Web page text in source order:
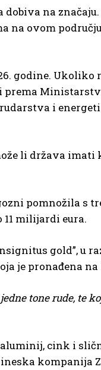
dobiva na
na ovom
godine. Ukoliko
i
li država
pomnožila s
11 milijardi eura.
gold”, u
je pronađena na
tone rude, te
cink i
kompanija